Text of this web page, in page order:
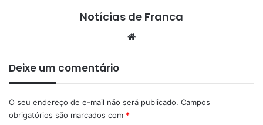
Notícias de Franca
Deixe um comentário
O seu endereço de e-mail não será publicado. Campos
obrigatórios são marcados com *